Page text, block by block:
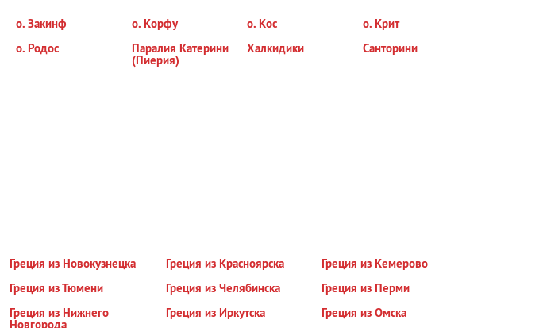
о. Закинф о. Корфу о. Кос
о. Крит
о. Родос
Паралия Катерини
(Пиерия)
Халкидики Санторини
Греция из Новокузнецка Греция из Красноярска
Греция из Кемерово
Греция из Тюмени Греция из Челябинска
Греция из Перми
Греция из Нижнего
Новгорода
Греция из Иркутска Греция из Омска